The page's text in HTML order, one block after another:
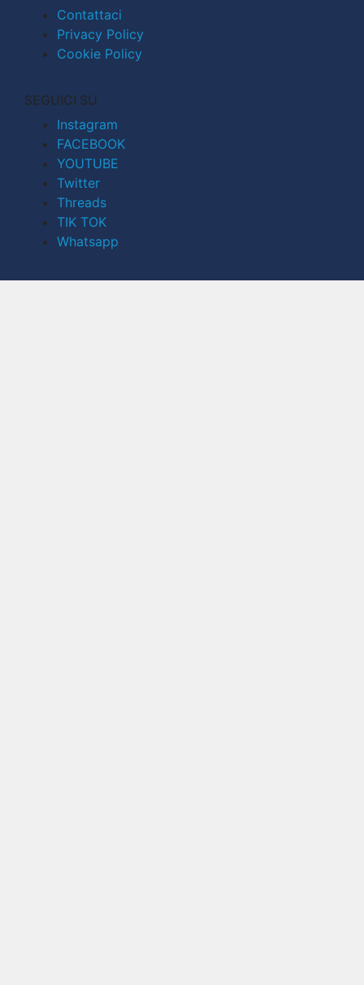
Contattaci
Privacy Policy
Cookie Policy
SEGUICI SU
Instagram
FACEBOOK
YOUTUBE
Twitter
Threads
TIK TOK
Whatsapp